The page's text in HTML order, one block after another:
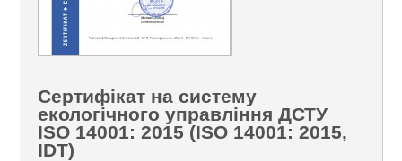
Сертифікат на систему
екологічного управління ДСТУ
ISO 14001: 2015 (ISO 14001: 2015,
IDT)